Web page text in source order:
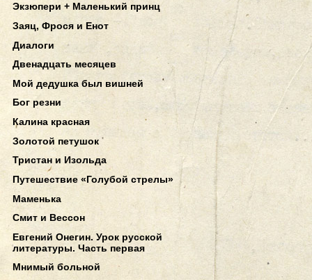
Экзюпери + Маленький принц
Заяц, Фрося и Енот
Диалоги
Двенадцать месяцев
Мой дедушка был вишней
Бог резни
Калина красная
Золотой петушок
Тристан и Изольда
Путешествие «Голубой стрелы»
Маменька
Смит и Вессон
Евгений Онегин. Урок русской
литературы. Часть первая
Мнимый больной